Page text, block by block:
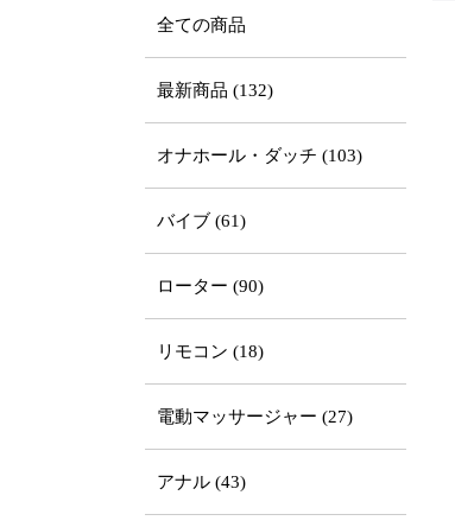
全ての商品
最新商品 (132)
オナホール・ダッチ (103)
バイブ (61)
ローター (90)
リモコン (18)
電動マッサージャー (27)
アナル (43)